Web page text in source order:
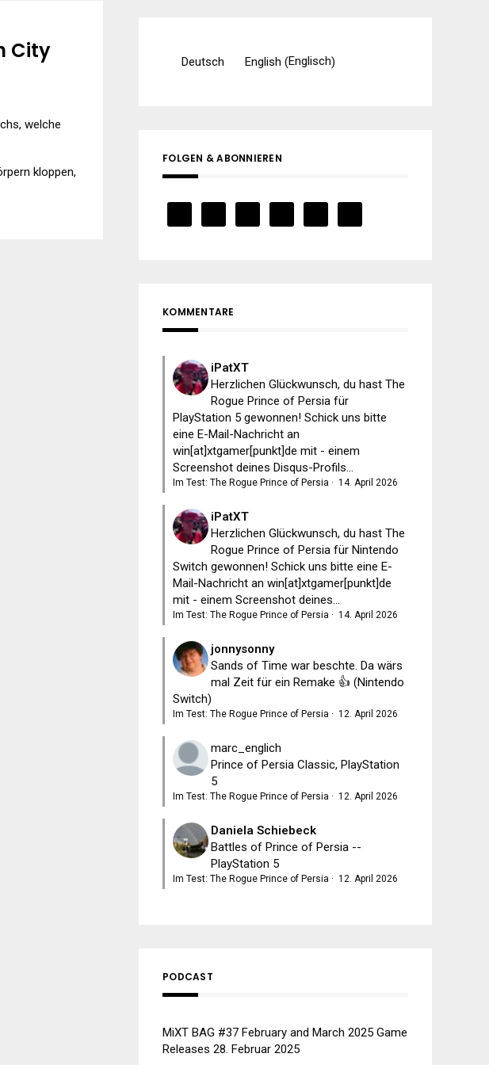
City
welche
kloppen,
Deutsch English (Englisch)
FOLGEN & ABONNIEREN
KOMMENTARE
iPatXT
Herzlichen Glückwunsch, du hast The
Rogue Prince of Persia für
PlayStation 5 gewonnen! Schick uns bitte
eine E-Mail-Nachricht an
win[at]xtgamer[punkt]de mit - einem
Screenshot deines Disqus-Profils...
Im Test: The Rogue Prince of Persia · 14. April 2026
iPatXT
Herzlichen Glückwunsch, du hast The
Rogue Prince of Persia für Nintendo
Switch gewonnen! Schick uns bitte eine E-
Mail-Nachricht an win[at]xtgamer[punkt]de
mit - einem Screenshot deines...
Im Test: The Rogue Prince of Persia · 14. April 2026
jonnysonny
Sands of Time war beschte. Da wärs
mal Zeit für ein Remake 👍 (Nintendo
Switch)
Im Test: The Rogue Prince of Persia · 12. April 2026
marc_englich
Prince of Persia Classic, PlayStation
5
Im Test: The Rogue Prince of Persia · 12. April 2026
Daniela Schiebeck
Battles of Prince of Persia --
PlayStation 5
Im Test: The Rogue Prince of Persia · 12. April 2026
PODCAST
MiXT BAG #37 February and March 2025 Game
Releases 28. Februar 2025